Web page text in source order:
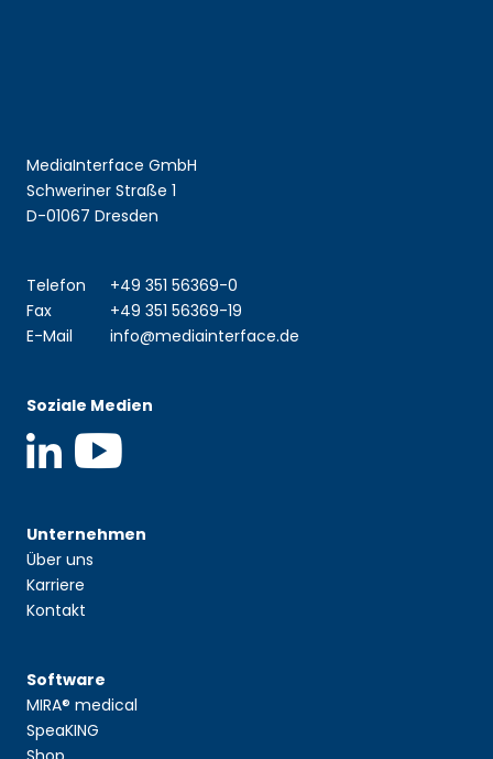
sie
hingehört:
MediaInterface GmbH
Schweriner Straße 1
D-01067 Dresden
Telefon
+49 351 56369-0
Fax
+49 351 56369-19
E-Mail
info@mediainterface.de
Soziale Medien
Unternehmen
Über uns
Karriere
Kontakt
Software
MIRA® medical
SpeaKING